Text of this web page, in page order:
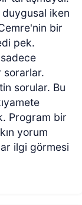
duygusal iken
bir
pek.
sorarlar.
sorular. Bu
Program bir
yorum
ilgi görmesi